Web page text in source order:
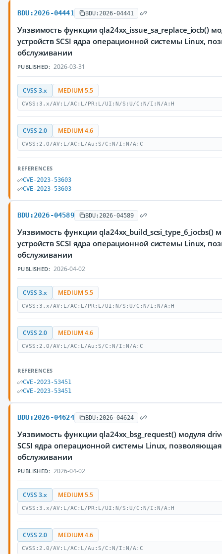
BDU:2026-04441 BDU:2026-04441
Уязвимость функции qla24xx_issue_sa_replace_iocb()
устройств SCSI ядра операционной системы Linux,
обслуживании
PUBLISHED: 2026-03-31
CVSS 3.x MEDIUM 5.5
CVSS:3.x/AV:L/AC:L/PR:L/UI:N/S:U/C:N/I:N/A:H
CVSS 2.0 MEDIUM 4.6
CVSS:2.0/AV:L/AC:L/Au:S/C:N/I:N/A:C
REFERENCES
CVE-2023-53603
CVE-2023-53603
BDU:2026-04589 BDU:2026-04589
Уязвимость функции qla24xx_build_scsi_type_6_iocbs()
устройств SCSI ядра операционной системы Linux,
обслуживании
PUBLISHED: 2026-04-02
CVSS 3.x MEDIUM 5.5
CVSS:3.x/AV:L/AC:L/PR:L/UI:N/S:U/C:N/I:N/A:H
CVSS 2.0 MEDIUM 4.6
CVSS:2.0/AV:L/AC:L/Au:S/C:N/I:N/A:C
REFERENCES
CVE-2023-53451
CVE-2023-53451
BDU:2026-04624 BDU:2026-04624
Уязвимость функции qla24xx_bsg_request() модуля
SCSI ядра операционной системы Linux,
обслуживании
PUBLISHED: 2026-04-02
CVSS 3.x MEDIUM 5.5
CVSS:3.x/AV:L/AC:L/PR:L/UI:N/S:U/C:N/I:N/A:H
CVSS 2.0 MEDIUM 4.6
CVSS:2.0/AV:L/AC:L/Au:S/C:N/I:N/A:C